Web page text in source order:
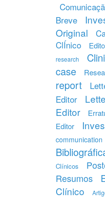
Breve
Original
ClÍnico
research
case
report
Editor
Editor
Editor
communication
Clínicos
Resumos
Clínico